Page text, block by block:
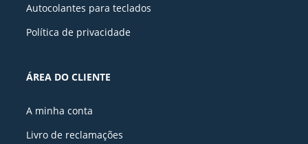
Autocolantes para teclados
Política de privacidade
ÁREA DO CLIENTE
A minha conta
Livro de reclamações